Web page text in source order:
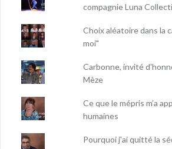
compagnie Luna
Choix aléatoire dans la
moi"
Carbonne, invité
Mèze
Ce que le mépris m’a
humaines
Pourquoi j'ai quitté la